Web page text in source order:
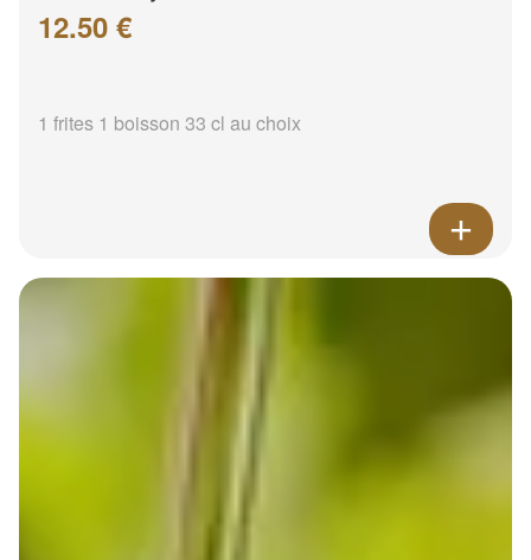
12.50 €
1 frites 1 boisson 33 cl au choix